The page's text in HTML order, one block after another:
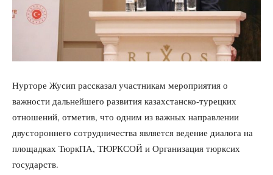
Нурторе Жусип рассказал участникам мероприятия о
важности дальнейшего развития казахстанско-турецких
отношений, отметив, что одним из важных направлении
двустороннего сотрудничества является ведение диалога на
площадках ТюркПА, ТЮРКСОЙ и Организация тюрксих
государств.